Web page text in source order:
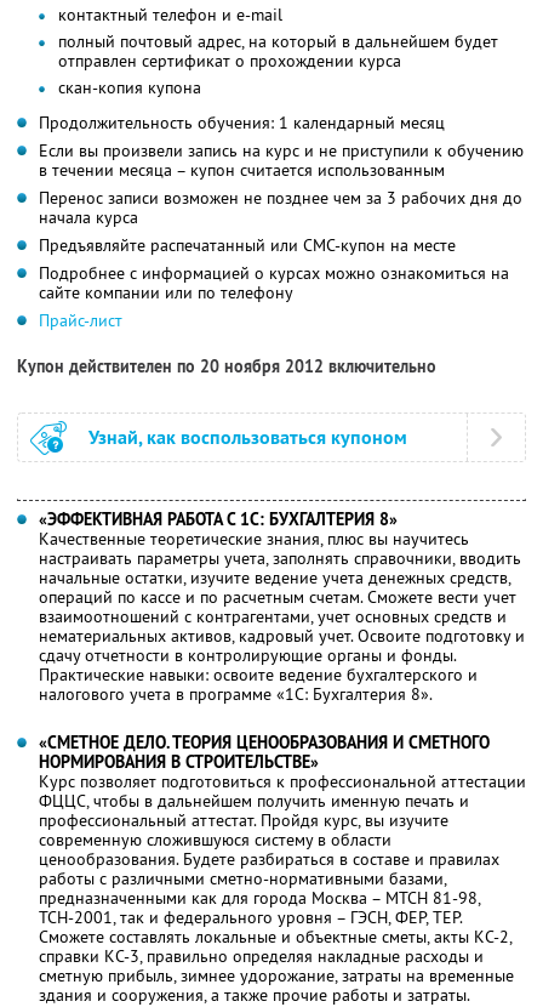
контактный телефон и e-mail
полный почтовый адрес, на который в дальнейшем будет
отправлен сертификат о прохождении курса
скан-копия купона
Продолжительность обучения: 1 календарный месяц
Если вы произвели запись на курс и не приступили к обучению
в течении месяца – купон считается использованным
Перенос записи возможен не позднее чем за 3 рабочих дня до
начала курса
Предъявляйте распечатанный или СМС-купон на месте
Подробнее с информацией о курсах можно ознакомиться на
сайте компании или по телефону
Прайс-лист
Купон действителен по 20 ноября 2012 включительно
Узнай, как воспользоваться купоном
«ЭФФЕКТИВНАЯ РАБОТА С 1С: БУХГАЛТЕРИЯ 8»
Качественные теоретические знания, плюс вы научитесь
настраивать параметры учета, заполнять справочники, вводить
начальные остатки, изучите ведение учета денежных средств,
операций по кассе и по расчетным счетам. Сможете вести учет
взаимоотношений с контрагентами, учет основных средств и
нематериальных активов, кадровый учет. Освоите подготовку и
сдачу отчетности в контролирующие органы и фонды.
Практические навыки: освоите ведение бухгалтерского и
налогового учета в программе «1С: Бухгалтерия 8».
«СМЕТНОЕ ДЕЛО. ТЕОРИЯ ЦЕНООБРАЗОВАНИЯ И СМЕТНОГО
НОРМИРОВАНИЯ В СТРОИТЕЛЬСТВЕ»
Курс позволяет подготовиться к профессиональной аттестации
ФЦЦС, чтобы в дальнейшем получить именную печать и
профессиональный аттестат. Пройдя курс, вы изучите
современную сложившуюся систему в области
ценообразования. Будете разбираться в составе и правилах
работы с различными сметно-нормативными базами,
предназначенными как для города Москва – МТСН 81-98,
ТСН-2001, так и федерального уровня – ГЭСН, ФЕР, ТЕР.
Сможете составлять локальные и объектные сметы, акты КС-2,
справки КС-3, правильно определяя накладные расходы и
сметную прибыль, зимнее удорожание, затраты на временные
здания и сооружения, а также прочие работы и затраты.